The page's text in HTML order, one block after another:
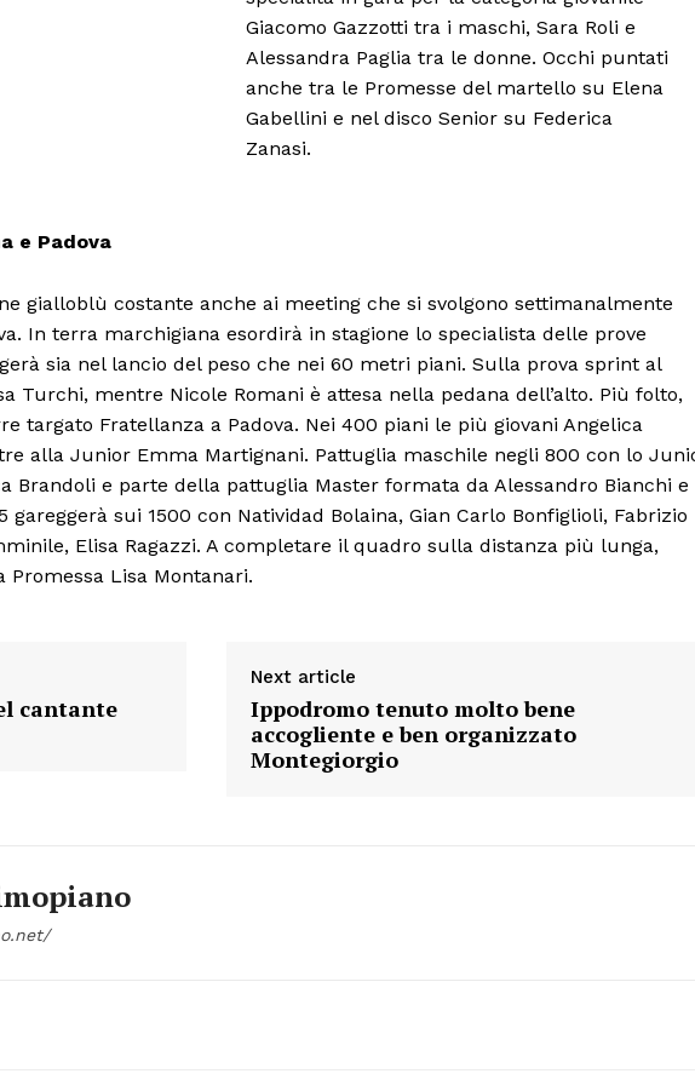
Giacomo Gazzotti tra i maschi, Sara Roli e
Alessandra Paglia tra le donne. Occhi puntati
anche tra le Promesse del martello su Elena
Gabellini e nel disco Senior su Federica
Zanasi.
e Padova
gialloblù costante anche ai meeting che si svolgono settimanalmente
In terra marchigiana esordirà in stagione lo specialista delle prove
sia nel lancio del peso che nei 60 metri piani. Sulla prova sprint al
Turchi, mentre Nicole Romani è attesa nella pedana dell’alto. Più folto,
targato Fratellanza a Padova. Nei 400 piani le più giovani Angelica
alla Junior Emma Martignani. Pattuglia maschile negli 800 con lo
Brandoli e parte della pattuglia Master formata da Alessandro Bianchi e
gareggerà sui 1500 con Natividad Bolaina, Gian Carlo Bonfiglioli, Fabrizio
Elisa Ragazzi. A completare il quadro sulla distanza più lunga,
Lisa Montanari.
cantante
Next article
Ippodromo tenuto molto bene
accogliente e ben organizzato
Montegiorgio